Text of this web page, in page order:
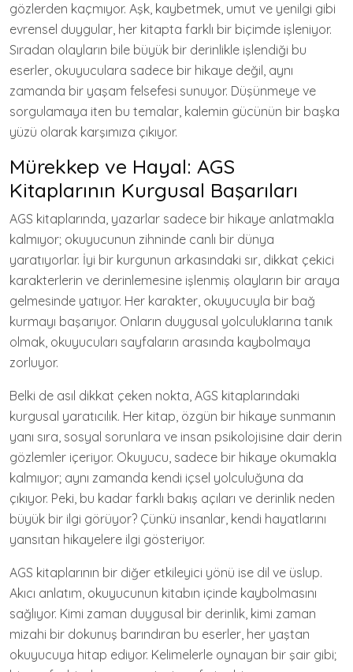
gözlerden kaçmıyor. Aşk, kaybetmek, umut ve yenilgi gibi
evrensel duygular, her kitapta farklı bir biçimde işleniyor.
Sıradan olayların bile büyük bir derinlikle işlendiği bu
eserler, okuyuculara sadece bir hikaye değil, aynı
zamanda bir yaşam felsefesi sunuyor. Düşünmeye ve
sorgulamaya iten bu temalar, kalemin gücünün bir başka
yüzü olarak karşımıza çıkıyor.
Mürekkep ve Hayal: AGS
Kitaplarının Kurgusal Başarıları
AGS kitaplarında, yazarlar sadece bir hikaye anlatmakla
kalmıyor; okuyucunun zihninde canlı bir dünya
yaratıyorlar. İyi bir kurgunun arkasındaki sır, dikkat çekici
karakterlerin ve derinlemesine işlenmiş olayların bir araya
gelmesinde yatıyor. Her karakter, okuyucuyla bir bağ
kurmayı başarıyor. Onların duygusal yolculuklarına tanık
olmak, okuyucuları sayfaların arasında kaybolmaya
zorluyor.
Belki de asıl dikkat çeken nokta, AGS kitaplarındaki
kurgusal yaratıcılık. Her kitap, özgün bir hikaye sunmanın
yanı sıra, sosyal sorunlara ve insan psikolojisine dair derin
gözlemler içeriyor. Okuyucu, sadece bir hikaye okumakla
kalmıyor; aynı zamanda kendi içsel yolculuğuna da
çıkıyor. Peki, bu kadar farklı bakış açıları ve derinlik neden
büyük bir ilgi görüyor? Çünkü insanlar, kendi hayatlarını
yansıtan hikayelere ilgi gösteriyor.
AGS kitaplarının bir diğer etkileyici yönü ise dil ve üslup.
Akıcı anlatım, okuyucunun kitabın içinde kaybolmasını
sağlıyor. Kimi zaman duygusal bir derinlik, kimi zaman
mizahi bir dokunuş barındıran bu eserler, her yaştan
okuyucuya hitap ediyor. Kelimelerle oynayan bir şair gibi;